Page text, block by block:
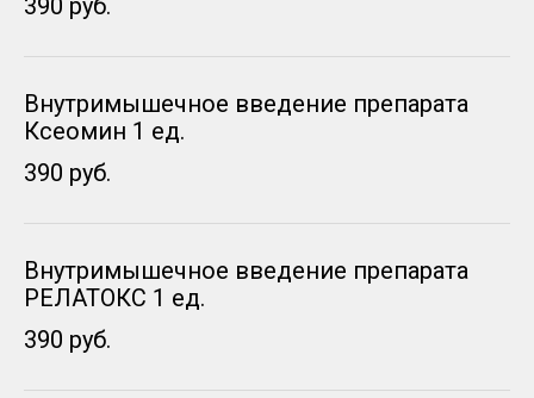
390 руб.
Внутримышечное введение препарата
Ксеомин 1 ед.
390 руб.
Внутримышечное введение препарата
РЕЛАТОКС 1 ед.
390 руб.